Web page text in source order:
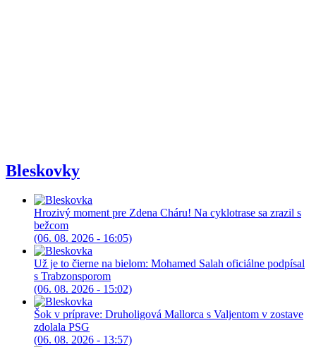
Bleskovky
Hrozivý moment pre Zdena Cháru! Na cyklotrase sa zrazil s
bežcom
(06. 08. 2026 - 16:05)
Už je to čierne na bielom: Mohamed Salah oficiálne podpísal
s Trabzonsporom
(06. 08. 2026 - 15:02)
Šok v príprave: Druholigová Mallorca s Valjentom v zostave
zdolala PSG
(06. 08. 2026 - 13:57)